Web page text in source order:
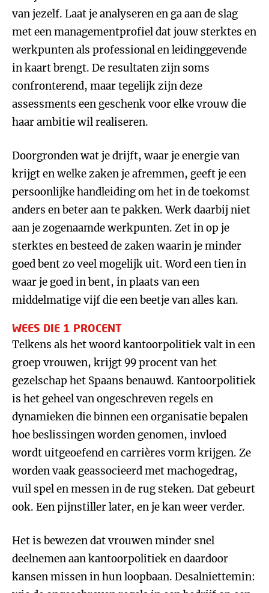
van jezelf. Laat je analyseren en ga aan de slag
met een managementprofiel dat jouw sterktes en
werkpunten als professional en leidinggevende
in kaart brengt. De resultaten zijn soms
confronterend, maar tegelijk zijn deze
assessments een geschenk voor elke vrouw die
haar ambitie wil realiseren.
Doorgronden wat je drijft, waar je energie van
krijgt en welke zaken je afremmen, geeft je een
persoonlijke handleiding om het in de toekomst
anders en beter aan te pakken. Werk daarbij niet
aan je zogenaamde werkpunten. Zet in op je
sterktes en besteed de zaken waarin je minder
goed bent zo veel mogelijk uit. Word een tien in
waar je goed in bent, in plaats van een
middelmatige vijf die een beetje van alles kan.
WEES DIE 1 PROCENT
Telkens als het woord kantoorpolitiek valt in een
groep vrouwen, krijgt 99 procent van het
gezelschap het Spaans benauwd. Kantoorpolitiek
is het geheel van ongeschreven regels en
dynamieken die binnen een organisatie bepalen
hoe beslissingen worden genomen, invloed
wordt uitgeoefend en carrières vorm krijgen. Ze
worden vaak geassocieerd met machogedrag,
vuil spel en messen in de rug steken. Dat gebeurt
ook. Een pijnstiller later, en je kan weer verder.
Het is bewezen dat vrouwen minder snel
deelnemen aan kantoorpolitiek en daardoor
kansen missen in hun loopbaan. Desalniettemin: